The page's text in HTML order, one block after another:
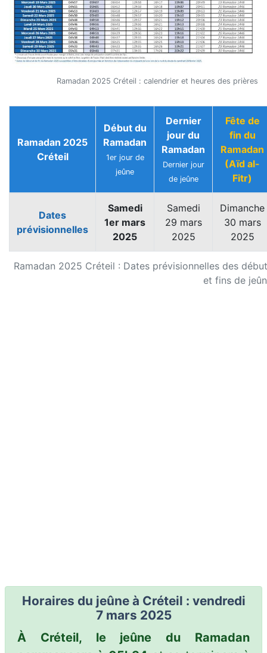
Ramadan 2025 Créteil : calendrier et heures des prières
Ramadan 2025 Créteil : Dates prévisionnelles des
et fins de
Ramadan 2025
Créteil
Début du
Ramadan
1er jour de
jeûne
Dernier
jour du
Ramadan
Dernier jour
de jeûne
Fête de
fin du
Ramadan
(Aïd al-
Fitr)
Dates
prévisionnelles
Samedi
1er mars
2025
Samedi
29 mars
2025
Dimanche
30 mars
2025
Horaires du jeûne à Créteil : vendredi
7 mars 2025
À Créteil, le jeûne du Ramadan